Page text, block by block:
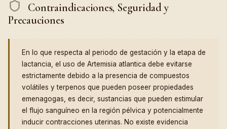
Contraindicaciones, Seguridad y
Precauciones
En lo que respecta al periodo de gestación y la etapa de
lactancia, el uso de Artemisia atlantica debe evitarse
estrictamente debido a la presencia de compuestos
volátiles y terpenos que pueden poseer propiedades
emenagogas, es decir, sustancias que pueden estimular
el flujo sanguíneo en la región pélvica y potencialmente
inducir contracciones uterinas. No existe evidencia